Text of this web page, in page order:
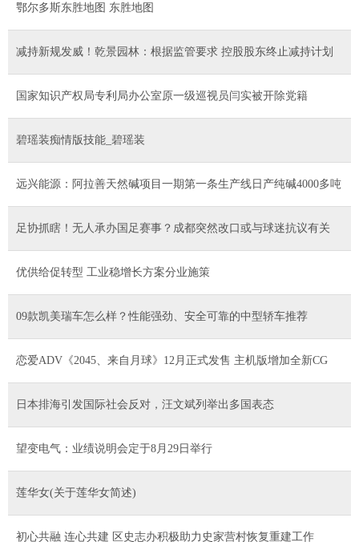
鄂尔多斯东胜地图 东胜地图
减持新规发威！乾景园林：根据监管要求 控股股东终止减持计划
国家知识产权局专利局办公室原一级巡视员闫实被开除党籍
碧瑶装痴情版技能_碧瑶装
远兴能源：阿拉善天然碱项目一期第一条生产线日产纯碱4000多吨
足协抓瞎！无人承办国足赛事？成都突然改口或与球迷抗议有关
优供给促转型 工业稳增长方案分业施策
09款凯美瑞车怎么样？性能强劲、安全可靠的中型轿车推荐
恋爱ADV《2045、来自月球》12月正式发售 主机版增加全新CG
日本排海引发国际社会反对，汪文斌列举出多国表态
望变电气：业绩说明会定于8月29日举行
莲华女(关于莲华女简述)
初心共融 连心共建 区史志办积极助力史家营村恢复重建工作